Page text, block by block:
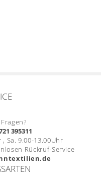
395311
Sa. 9.00-13.00Uhr
Rückruf-Service